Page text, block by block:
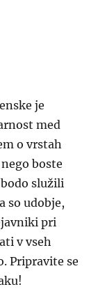
je
med
o vrstah
boste
služili
so udobje,
pri
v vseh
Pripravite se